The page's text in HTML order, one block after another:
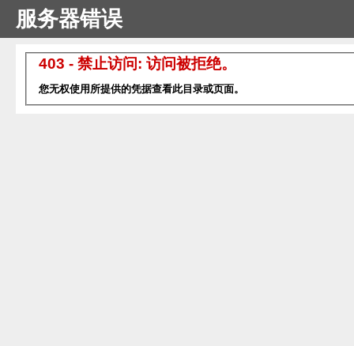
服务器错误
403 - 禁止访问: 访问被拒绝。
您无权使用所提供的凭据查看此目录或页面。